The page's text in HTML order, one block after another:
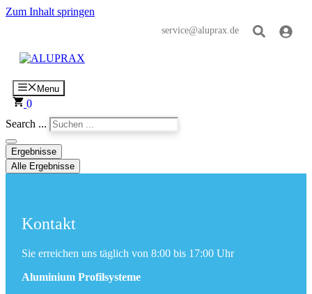
Zum Inhalt springen
service@aluprax.de
Menu
0
Search ...
Ergebnisse
Alle Ergebnisse
Kontakt
Sie erreichen uns täglich von 8:00 bis 17:00 Uhr
Aluminium Profilsysteme